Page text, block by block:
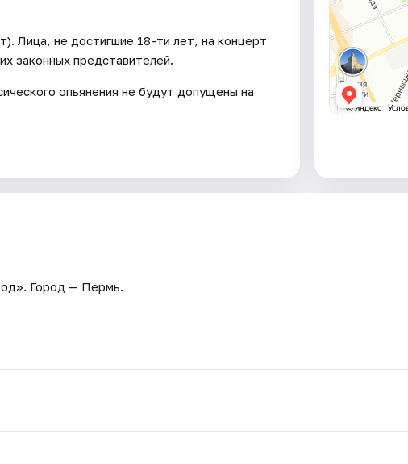
Лица, не достигшие 18-ти лет, на концерт
законных представителей.
опьянения не будут допущены на
. Город — Пермь.